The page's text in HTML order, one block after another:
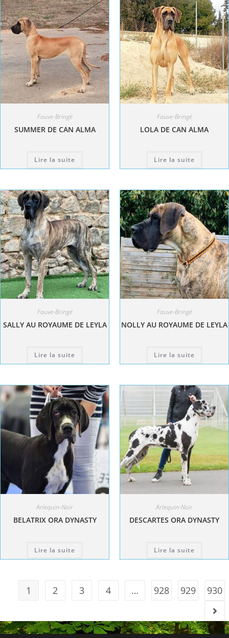
Fauve-Bringé
SUMMER DE CAN ALMA
Lire la suite
Fauve-Bringé
LOLA DE CAN ALMA
Lire la suite
Fauve-Bringé
SALLY AU ROYAUME DE LEYLA
Lire la suite
Fauve-Bringé
NOLLY AU ROYAUME DE LEYLA
Lire la suite
Arlequin-Noir
BELATRIX ORA DYNASTY
Lire la suite
Arlequin-Noir
DESCARTES ORA DYNASTY
Lire la suite
1 2 3 4 … 928 929 930